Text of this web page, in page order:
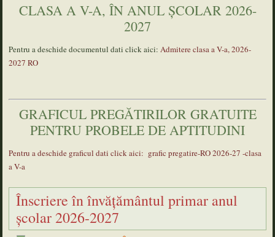
CLASA A V-A, ÎN ANUL ȘCOLAR 2026-
2027
Pentru a deschide documentul dati click aici:Admitere clasa a V-a, 2026-
2027 RO
GRAFICUL PREGĂTIRILOR GRATUITE
PENTRU PROBELE DE APTITUDINI
Pentru a deschide graficul dati click aici: grafic pregatire-RO 2026-27 -clasa
a V-a
Înscriere în învățământul primar anul
şcolar 2026-2027